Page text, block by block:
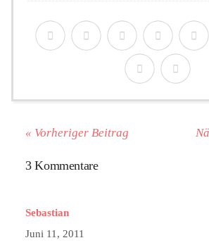
« Vorheriger Beitrag
3 Kommentare
Sebastian
Juni 11, 2011